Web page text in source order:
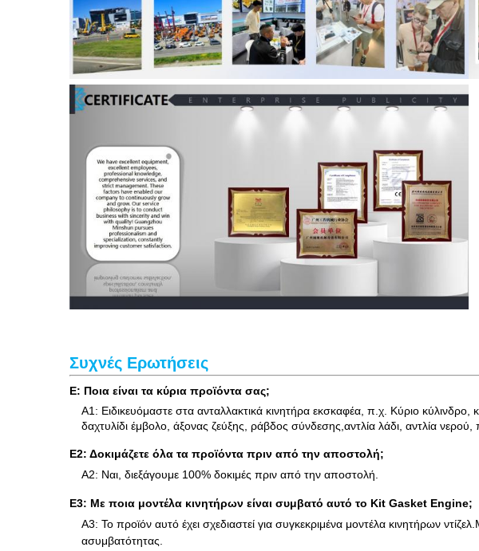
Συχνές Ερωτήσεις
Ε: Ποια είναι τα κύρια προϊόντα σας;
Α1: Ειδικευόμαστε στα ανταλλακτικά κινητήρα εκσκαφέα, π.χ. Κύριο
δαχτυλίδι έμβολο, άξονας ζεύξης, ράβδος σύνδεσης,αντλία λάδι, αντλία
Ε2: Δοκιμάζετε όλα τα προϊόντα πριν από την αποστολή;
Α2: Ναι, διεξάγουμε 100% δοκιμές πριν από την αποστολή.
Ε3: Με ποια μοντέλα κινητήρων είναι συμβατό αυτό το Kit Gasket Engine;
Α3: Το προϊόν αυτό έχει σχεδιαστεί για συγκεκριμένα μοντέλα κινητήρων
ασυμβατότητας.